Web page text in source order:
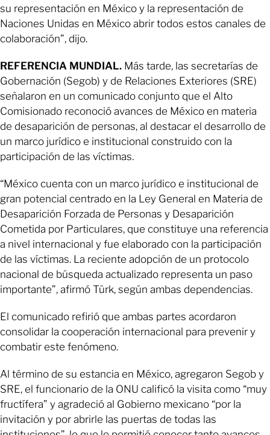
su representación en México y la representación de
Naciones Unidas en México abrir todos estos canales de
colaboración”, dijo.
REFERENCIA MUNDIAL. Más tarde, las secretarías de
Gobernación (Segob) y de Relaciones Exteriores (SRE)
señalaron en un comunicado conjunto que el Alto
Comisionado reconoció avances de México en materia
de desaparición de personas, al destacar el desarrollo de
un marco jurídico e institucional construido con la
participación de las víctimas.
“México cuenta con un marco jurídico e institucional de
gran potencial centrado en la Ley General en Materia de
Desaparición Forzada de Personas y Desaparición
Cometida por Particulares, que constituye una referencia
a nivel internacional y fue elaborado con la participación
de las víctimas. La reciente adopción de un protocolo
nacional de búsqueda actualizado representa un paso
importante”, afirmó Türk, según ambas dependencias.
El comunicado refirió que ambas partes acordaron
consolidar la cooperación internacional para prevenir y
combatir este fenómeno.
Al término de su estancia en México, agregaron Segob y
SRE, el funcionario de la ONU calificó la visita como “muy
fructífera” y agradeció al Gobierno mexicano “por la
invitación y por abrirle las puertas de todas las